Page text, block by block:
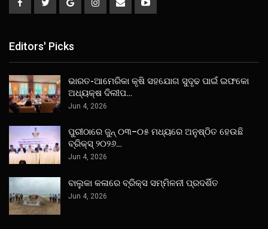
Editors' Picks
ଭାରତ-ଆମେରିକା କୃଷି ସହଯୋଗ ସୁଦୃଢ ପାଇଁ ଇଫକୋ
ଅଧ୍ୟକ୍ଷ ଦିଲୀପ…
Jun 4, 2026
ପୁରୀଠାରେ ଜୁନ୍ ୦୩–୦୫ ମଧ୍ୟରେ ଅନୁଷ୍ଠିତ ହେଉଛି
ବ୍ରିକ୍ସ୍ ୨୦୨୬…
Jun 4, 2026
ବାଲୁକା କଳାରେ ବ୍ରିକ୍ସ ସମ୍ମିଳନୀ ପ୍ରଦର୍ଶିତ
Jun 4, 2026